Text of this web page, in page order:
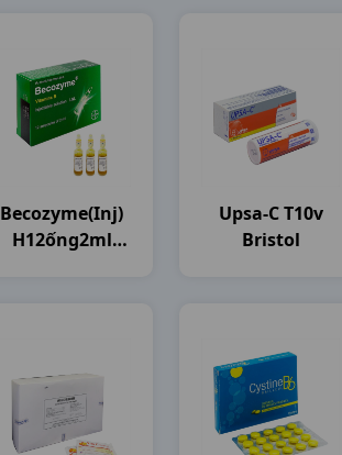
Becozyme(inj)
H12ống2ml
Upsa-C T10v
Bristol